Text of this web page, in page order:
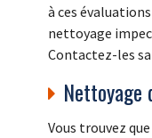
à ces
nettoyage
Contactez-les
Vous trouvez